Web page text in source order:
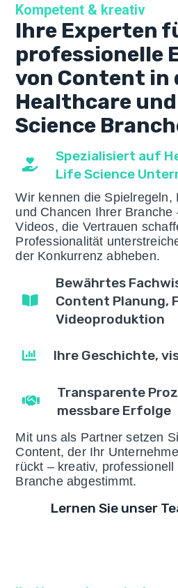
Kompetent & kreativ
Ihre Experten
professionelle
von Content in
Healthcare
Science
Spezialisiert auf
Life Science
Wir kennen die Spielregeln,
und Chancen Ihrer Branche
Videos, die Vertrauen
Professionalität
der Konkurrenz abheben.
Bewährtes
Content Planung,
Videoproduktion
Ihre Geschichte,
Transparente
messbare Erfolge
Mit uns als Partner setzen
Content, der Ihr
rückt – kreativ,
Branche abgestimmt.
Lernen Sie unser